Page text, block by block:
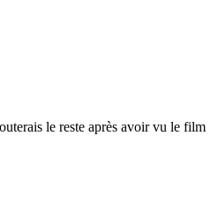
le reste après avoir vu le film